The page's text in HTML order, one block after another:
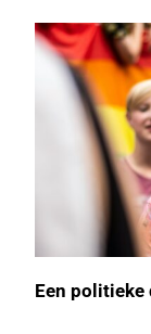
Een politieke